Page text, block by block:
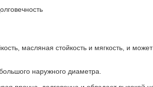
масляная стойкость и мягкость, и
наружного диаметра.